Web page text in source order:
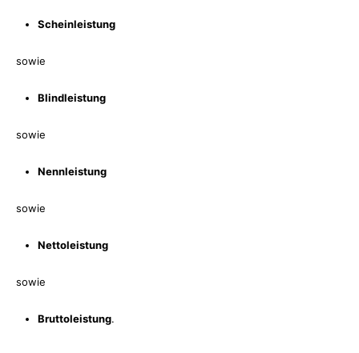
Scheinleistung
sowie
Blindleistung
sowie
Nennleistung
sowie
Nettoleistung
sowie
Bruttoleistung.